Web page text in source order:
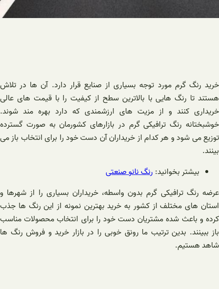
خرید رنگ گرم مورد توجه بسیاری از صنایع قرار دارد. آن ها در تلاش
هستند تا رنگ هایی با بالاترین سطح از کیفیت را با قیمت های عالی
خریداری کنند و از مزیت های ارزشمندی که دارد بهره مند شوند.
خوشبختانه رنگ ترافیکی گرم در بازارهای کشورمان به صورت گسترده
توزیع می شود و هر کدام از خریداران آن دست خود را برای انتخاب باز می
بینند.
بیشتر بخوانید: رنگ نانو صنعتی
عرضه رنگ ترافیکی گرم بدون واسطه، خریداران بسیاری را از شهرها و
استان های مختلف از کشور به خرید بهترین نمونه از این رنگ ها جذب
کرده و باعث شده مشتریان دست خود را برای انتخاب محصولات مناسب
باز ببینند. بدین ترتیب ما رونق خوبی را در بازار خرید و فروش رنگ ها
شاهد هستیم.